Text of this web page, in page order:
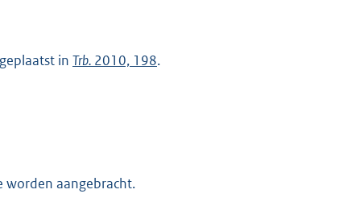
in Trb. 2010, 198.
worden aangebracht.